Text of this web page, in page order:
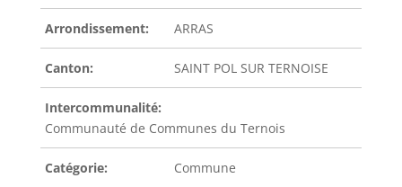
Arrondissement: ARRAS
Canton: SAINT POL SUR TERNOISE
Intercommunalité:
Communauté de Communes du Ternois
Catégorie: Commune